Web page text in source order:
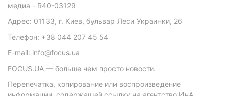
медиа - R40-03129
Адрес: 01133, г. Киев, бульвар Леси Украинки, 26
Телефон: +38 044 207 45 54
E-mail: info@focus.ua
FOCUS.UA — больше чем просто новости.
Перепечатка, копирование или воспроизведение